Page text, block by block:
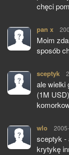
chęci
pan x
Moim
sposób
sceptyk
ale wielki
(1M
wlo pisze:
sceptyk -
krytykę